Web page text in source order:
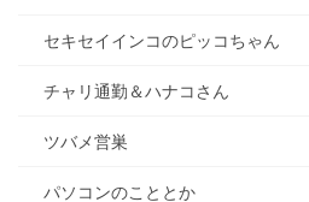
セキセイインコのピッコちゃん
チャリ通勤＆ハナコさん
ツバメ営巣
パソコンのこととか